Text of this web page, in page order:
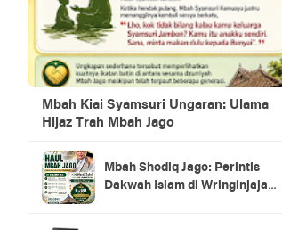
Mbah Kiai Syamsuri Ungaran: Ulama
Hijaz Trah Mbah Jago
Mbah Shodiq Jago: Perintis
Dakwah Islam di Wringinjajar,